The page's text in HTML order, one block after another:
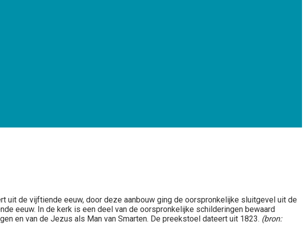
de vijftiende eeuw, door deze aanbouw ging de oorspronkelijke sluitgevel uit de
eeuw. In de kerk is een deel van de oorspronkelijke schilderingen bewaard
en van de Jezus als Man van Smarten. De preekstoel dateert uit 1823. (bron: